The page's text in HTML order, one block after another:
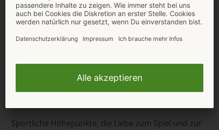
erfahren, ist schließlich eher außergewöhnlich. Auf
dem Weg durch die Lager- und Versandhallen fiel
den Jungs dann sogar noch das Flensburg Paket mit
Handewitt nach der Führung mit den Unterschriften
Sportliche Höhepunkte, die Liebe zum Spiel und zur